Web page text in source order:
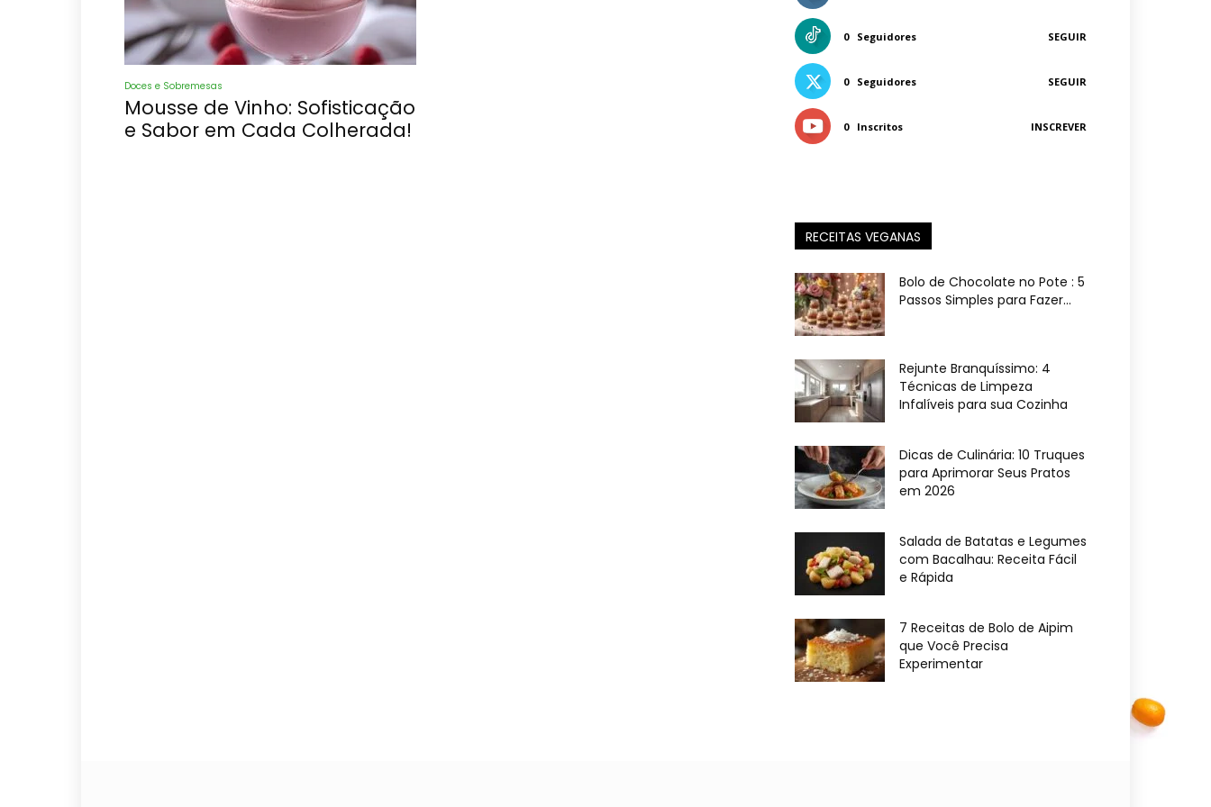
Doces e Sobremesas
Mousse de Vinho: Sofisticação
e Sabor em Cada Colherada!
0 Seguidores SEGUIR
0 Seguidores SEGUIR
0 Inscritos INSCREVER
RECEITAS VEGANAS
Bolo de Chocolate no Pote : 5
Passos Simples para Fazer...
Rejunte Branquíssimo: 4
Técnicas de Limpeza
Infalíveis para sua Cozinha
Dicas de Culinária: 10 Truques
para Aprimorar Seus Pratos
em 2026
Salada de Batatas e Legumes
com Bacalhau: Receita Fácil
e Rápida
7 Receitas de Bolo de Aipim
que Você Precisa
Experimentar